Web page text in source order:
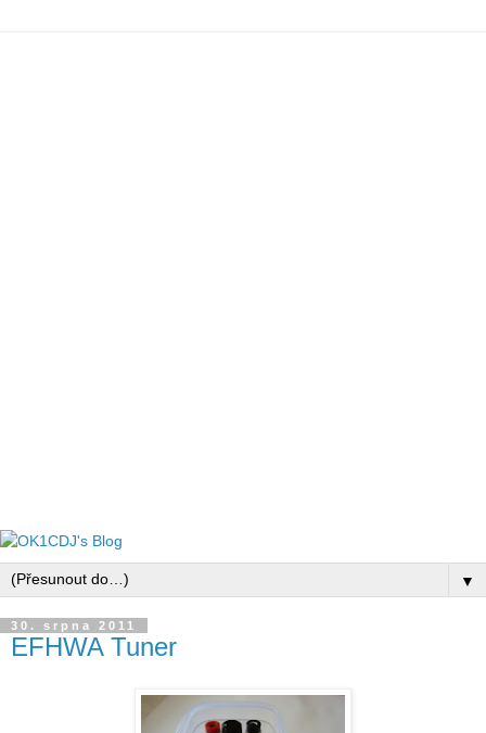
▼
30. srpna 2011
EFHWA Tuner